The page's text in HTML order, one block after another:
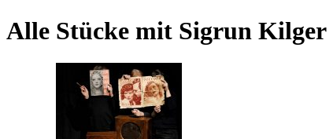
Alle Stücke mit Sigrun Kilger